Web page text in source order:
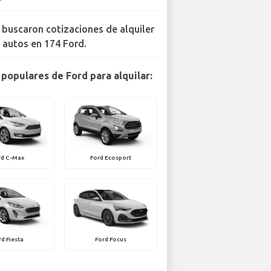
buscaron cotizaciones de alquiler
autos en 174 Ford.
de Ford para alquilar:
C-Max Ford Ecosport
Fiesta Ford Focus